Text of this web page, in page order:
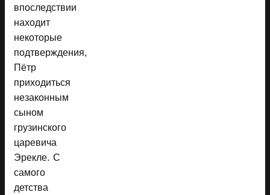
впоследствии
находит
некоторые
подтверждения,
Пётр
приходиться
незаконным
сыном
грузинского
царевича
Эрекле. С
самого
детства